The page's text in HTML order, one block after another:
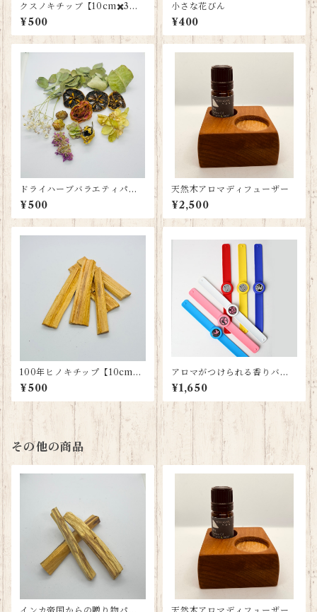
クスノキチッブ【10cm✖️3
本】
¥500
小さな花びん
¥400
ドライハーブバラエティパッ
ク
¥500
天然木アロマディフューザー
¥2,500
100年ヒノキチップ【10cm
✖️5本】
¥500
アロマがつけられる香りバン
グル
¥1,650
その他の商品